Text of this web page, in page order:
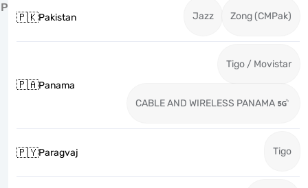
P
🇵🇰Pakistan Jazz Zong (CMPak)
🇵🇦Panama
Tigo / Movistar
CABLE AND WIRELESS PANAMA
🇵🇾Paragvaj Tigo